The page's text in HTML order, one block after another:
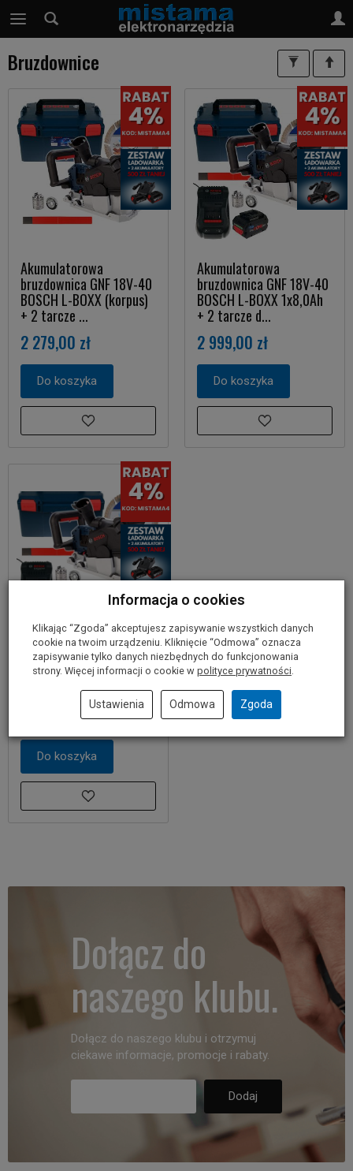
Bruzdownice
Akumulatorowa
bruzdownica GNF 18V-40
BOSCH L-BOXX (korpus)
+ 2 tarcze ...
2 279,00 zł
Do koszyka
Akumulatorowa
bruzdownica GNF 18V-40
BOSCH L-BOXX 1x8,0Ah
+ 2 tarcze d...
2 999,00 zł
Do koszyka
Akumulatorowa
bruzdownica GNF 18V-40
BOSCH L-BOXX 2x8,0Ah
+ 2 tarcze d...
3 479,00 zł
Do koszyka
Dołącz do
naszego klubu.
Dołącz do naszego klubu i otrzymuj
ciekawe informacje, promocje i rabaty.
Informacja o cookies
Klikając “Zgoda” akceptujesz zapisywanie wszystkich danych
cookie na twoim urządzeniu. Kliknięcie “Odmowa” oznacza
zapisywanie tylko danych niezbędnych do funkcjonowania
strony. Więcej informacji o cookie w polityce prywatności.
Ustawienia Odmowa Zgoda